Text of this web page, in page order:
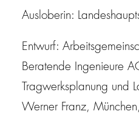
Ausloberin:
Entwurf:
Beratende Ingenieure
Tragwerksplanung und
Werner Franz,